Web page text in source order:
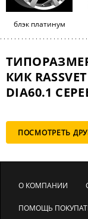
блэк платинум
КИК
DIA60.1
ПОСМОТРЕТЬ
О КОМПАНИИ
ПОМОЩЬ